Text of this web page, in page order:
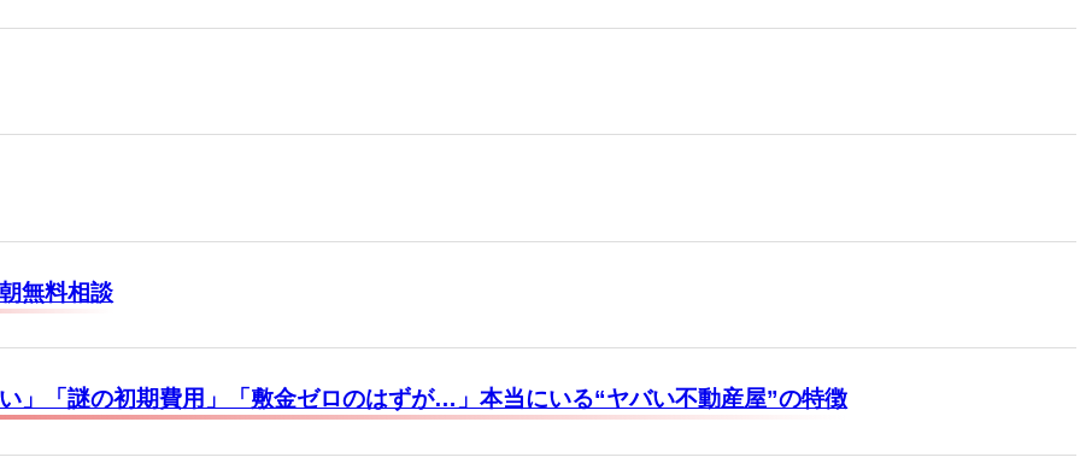
無料相談
」「謎の初期費用」「敷金ゼロのはずが…」本当にいる“ヤバい不動産屋”の特徴